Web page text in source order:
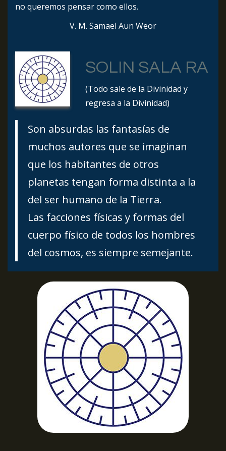
no queremos pensar como ellos.
V. M. Samael Aun Weor
SOLIN SALA RA
(Todo sale de la Divinidad y
regresa a la Divinidad)
Son absurdas las fantasías de
muchos autores que se imaginan
que los habitantes de otros
planetas tengan forma distinta a la
del ser humano de la Tierra.
Las facciones físicas y formas del
cuerpo físico de todos los hombres
del cosmos, es siempre semejante.